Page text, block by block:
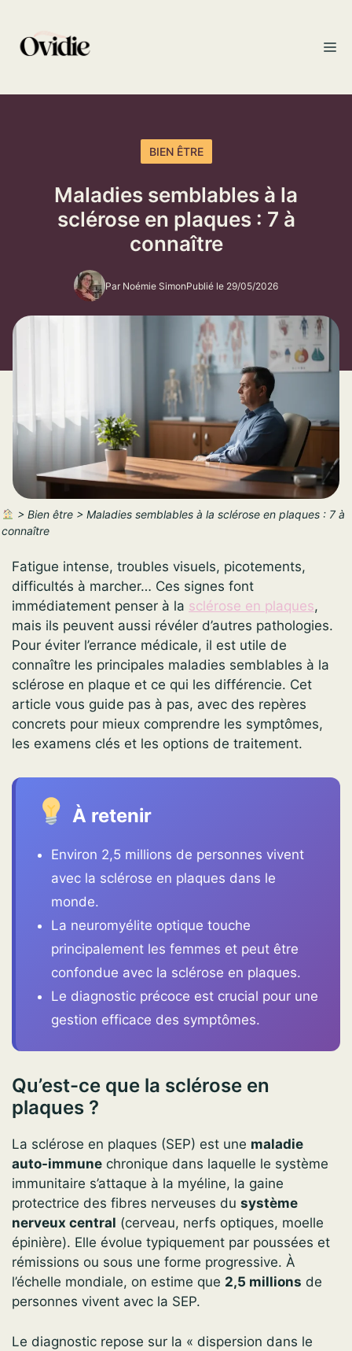
contenu
BIEN ÊTRE
Maladies semblables à la
sclérose en plaques : 7 à
connaître
Par Noémie SimonPublié le 29/05/2026
> Bien être> Maladies semblables à la sclérose en plaques : 7 à
connaître
Fatigue intense, troubles visuels, picotements,
difficultés à marcher… Ces signes font
immédiatement penser à la sclérose en plaques,
mais ils peuvent aussi révéler d’autres pathologies.
Pour éviter l’errance médicale, il est utile de
connaître les principales maladies semblables à la
sclérose en plaque et ce qui les différencie. Cet
article vous guide pas à pas, avec des repères
concrets pour mieux comprendre les symptômes,
les examens clés et les options de traitement.
À retenir
Environ 2,5 millions de personnes vivent
avec la sclérose en plaques dans le
monde.
La neuromyélite optique touche
principalement les femmes et peut être
confondue avec la sclérose en plaques.
Le diagnostic précoce est crucial pour une
gestion efficace des symptômes.
Qu’est-ce que la sclérose en
plaques ?
La sclérose en plaques (SEP) est une maladie
auto-immune chronique dans laquelle le système
immunitaire s’attaque à la myéline, la gaine
protectrice des fibres nerveuses du système
nerveux central (cerveau, nerfs optiques, moelle
épinière). Elle évolue typiquement par poussées et
rémissions ou sous une forme progressive. À
l’échelle mondiale, on estime que 2,5 millions de
personnes vivent avec la SEP.
Le diagnostic repose sur la « dispersion dans le